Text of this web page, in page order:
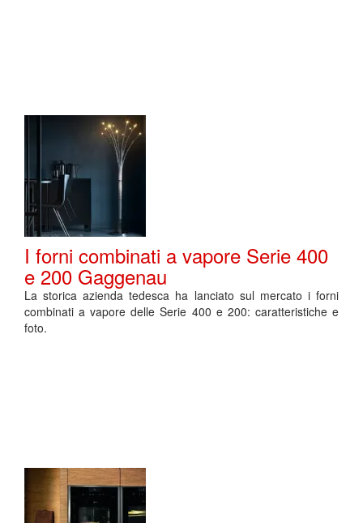
I forni combinati a vapore Serie 400
e 200 Gaggenau
La storica azienda tedesca ha lanciato sul mercato i forni
combinati a vapore delle Serie 400 e 200: caratteristiche e
foto.